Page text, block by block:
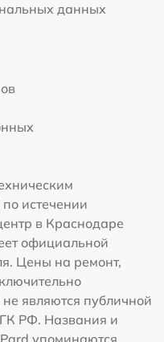
данных
истечении
в Краснодаре
официальной
Цены на ремонт,
являются публичной
ГК РФ. Названия и